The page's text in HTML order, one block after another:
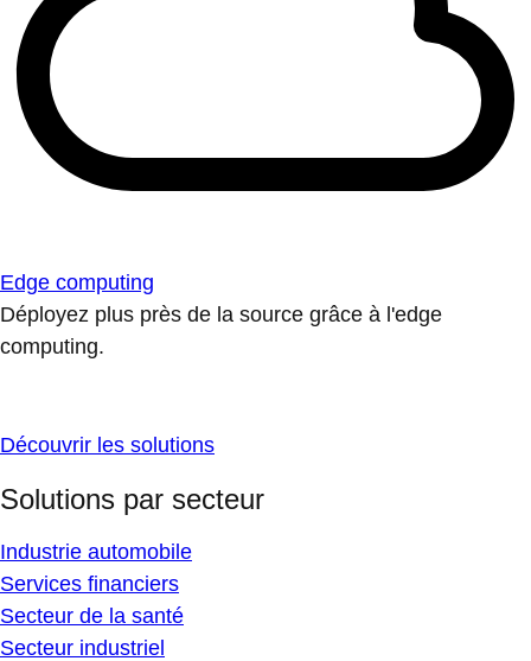
Edge computing
Déployez plus près de la source grâce à l'edge
computing.
Découvrir les solutions
Solutions par secteur
Industrie automobile
Services financiers
Secteur de la santé
Secteur industriel